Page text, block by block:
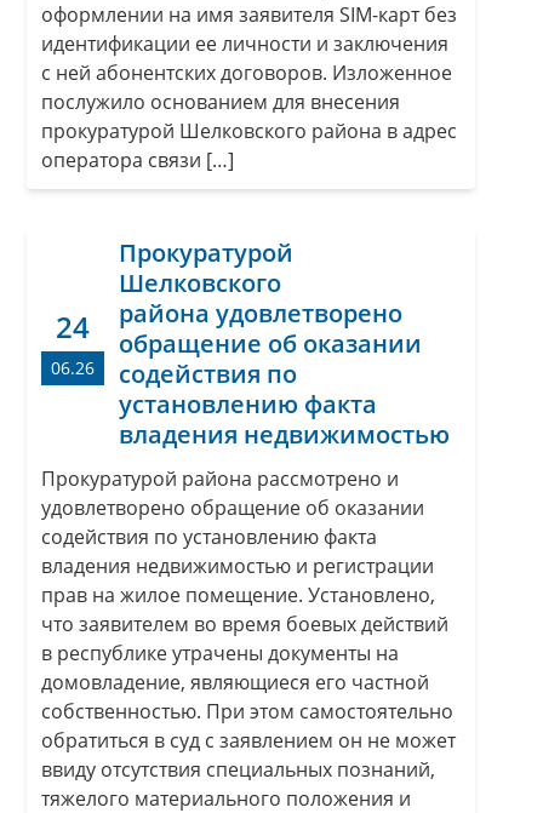
оформлении на имя заявителя SIM-карт без
идентификации ее личности и заключения
с ней абонентских договоров. Изложенное
послужило основанием для внесения
прокуратурой Шелковского района в адрес
оператора связи […]
24
06.26
Прокуратурой
Шелковского
района удовлетворено
обращение об оказании
содействия по
установлению факта
владения недвижимостью
Прокуратурой района рассмотрено и
удовлетворено обращение об оказании
содействия по установлению факта
владения недвижимостью и регистрации
прав на жилое помещение. Установлено,
что заявителем во время боевых действий
в республике утрачены документы на
домовладение, являющиеся его частной
собственностью. При этом самостоятельно
обратиться в суд с заявлением он не может
ввиду отсутствия специальных познаний,
тяжелого материального положения и